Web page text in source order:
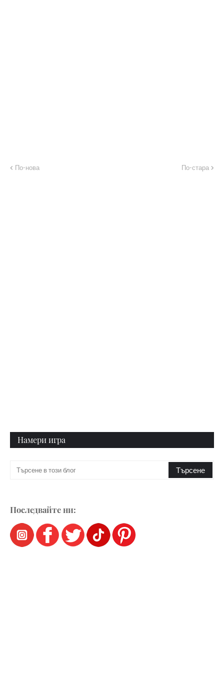
По-нова По-стара
Намери игра
Последвайте ни: